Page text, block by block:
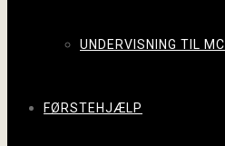
UNDERVISNING TIL MC
FØRSTEHJÆLP